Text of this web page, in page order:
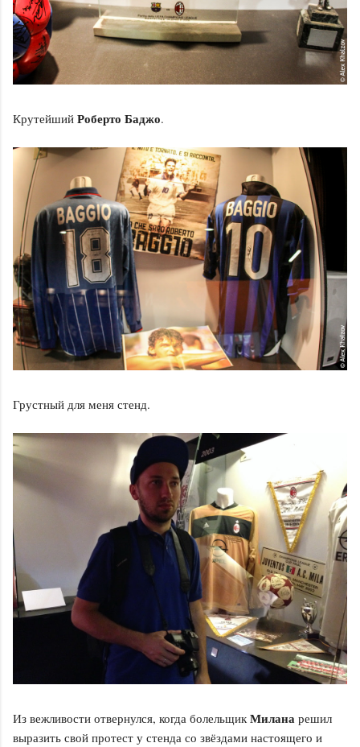
Крутейший Роберто Баджо.
Грустный для меня стенд.
Из вежливости отвернулся, когда болельщикМилана решил
выразить свой протест у стенда со звёздами настоящего и